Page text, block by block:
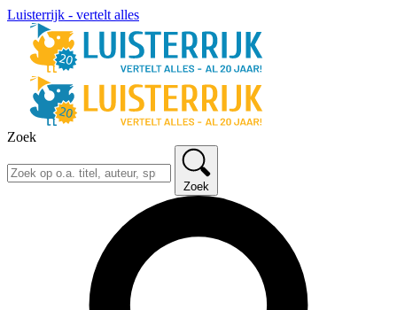
Luisterrijk - vertelt alles
Zoek
Zoek